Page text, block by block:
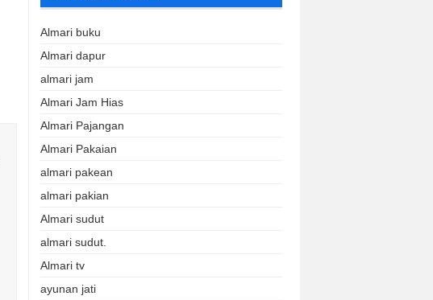
Almari buku
Almari dapur
almari jam
Almari Jam Hias
Almari Pajangan
Almari Pakaian
almari pakean
almari pakian
Almari sudut
almari sudut.
Almari tv
ayunan jati